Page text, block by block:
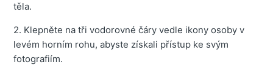
těla.
2. Klepněte na tři vodorovné čáry vedle ikony osoby v
levém horním rohu, abyste získali přístup ke svým
fotografiím.